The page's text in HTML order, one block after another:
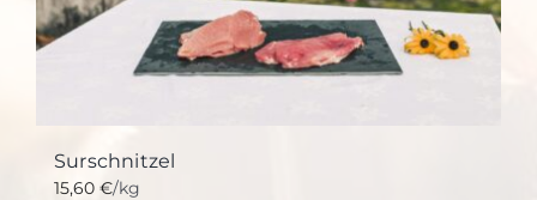
Surschnitzel
15,60 €/kg